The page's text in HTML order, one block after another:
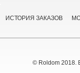
ИСТОРИЯ ЗАКАЗОВ
© Roldom 2018.